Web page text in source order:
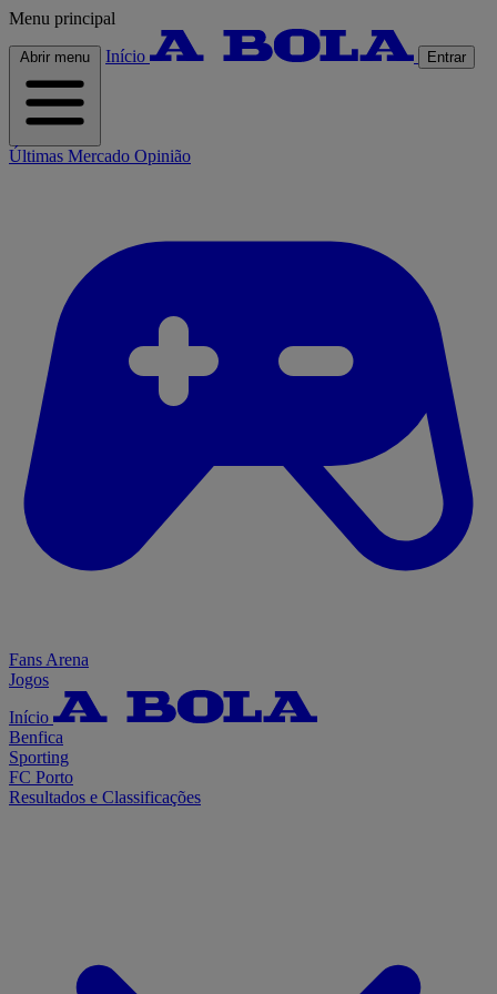
Menu principal
Abrir menu Início Entrar
Últimas Mercado Opinião
Fans Arena
Jogos
Início
Benfica
Sporting
FC Porto
Resultados e Classificações